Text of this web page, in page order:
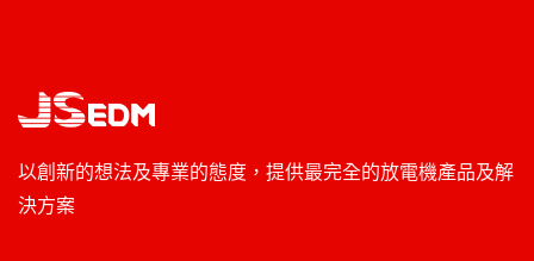
以創新的想法及專業的態度，提供最完全的放電機產品及解
決方案